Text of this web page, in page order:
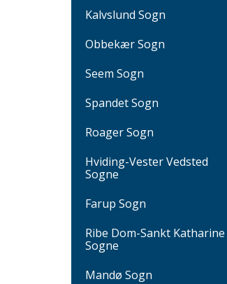
Kalvslund Sogn
Obbekær Sogn
Seem Sogn
Spandet Sogn
Roager Sogn
Hviding-Vester Vedsted
Sogne
Farup Sogn
Ribe Dom-Sankt Katharine
Sogne
Mandø Sogn